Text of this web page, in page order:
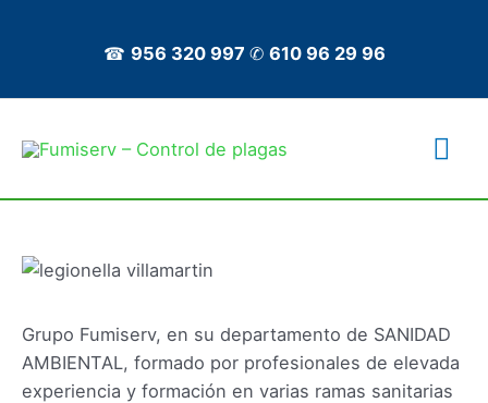
☎ 956 320 997 ✆ 610 96 29 96
Grupo Fumiserv, en su departamento de SANIDAD
AMBIENTAL, formado por profesionales de elevada
experiencia y formación en varias ramas sanitarias